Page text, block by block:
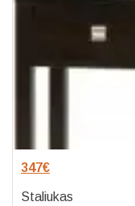
347€
Staliukas